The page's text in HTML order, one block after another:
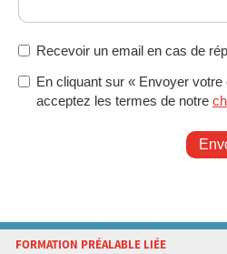
Recevoir un email en cas de
En cliquant sur « Envoyer
acceptez les termes de notre
FORMATION PRÉALABLE LIÉE